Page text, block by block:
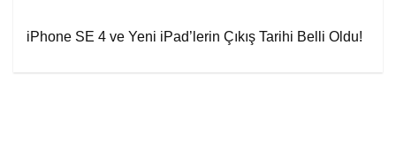
iPhone SE 4 ve Yeni iPad’lerin Çıkış Tarihi Belli Oldu!